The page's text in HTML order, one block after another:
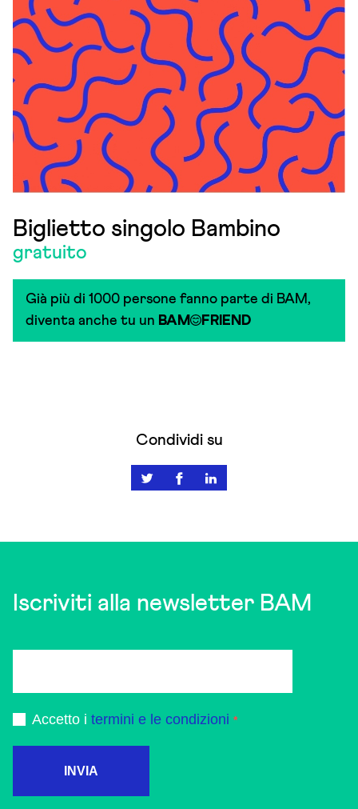
Biglietto singolo Bambino
gratuito
Già più di 1000 persone fanno parte di BAM,
diventa anche tu un BAM FRIEND
Condividi su
Iscriviti alla newsletter BAM
Accetto i termini e le condizioni
INVIA